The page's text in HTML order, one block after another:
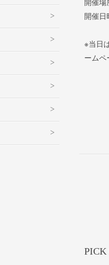
開催日
※当日
ームペ
PICK